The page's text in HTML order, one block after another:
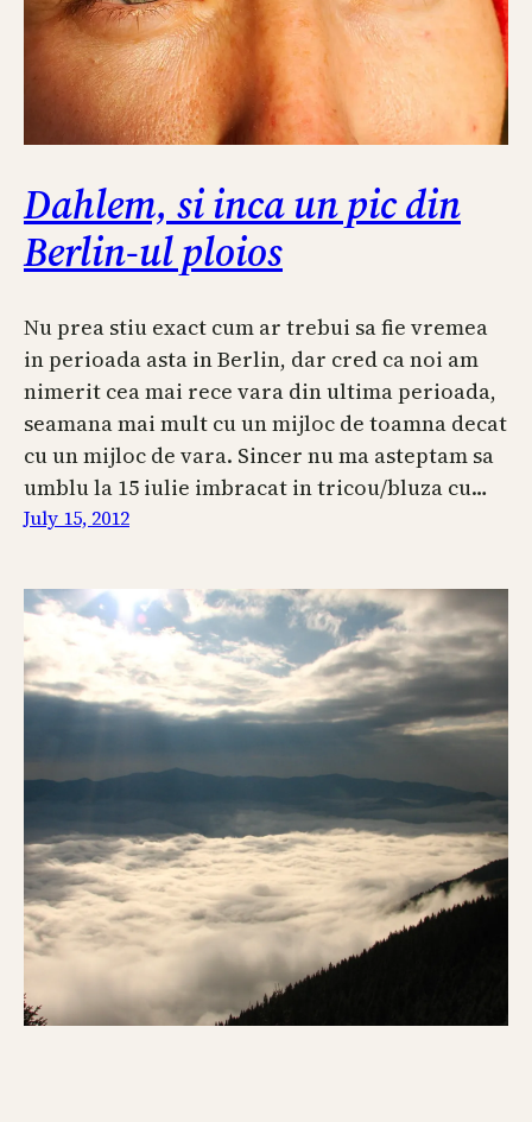
Dahlem, si inca un pic din
Berlin-ul ploios
Nu prea stiu exact cum ar trebui sa fie vremea
in perioada asta in Berlin, dar cred ca noi am
nimerit cea mai rece vara din ultima perioada,
seamana mai mult cu un mijloc de toamna decat
cu un mijloc de vara. Sincer nu ma asteptam sa
umblu la 15 iulie imbracat in tricou/bluza cu…
July 15, 2012